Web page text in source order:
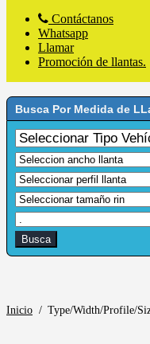
Contáctanos
Whatsapp
Llamar
Promoción de llantas.
Busca Por Medida de
Inicio / Type/Width/Profile/